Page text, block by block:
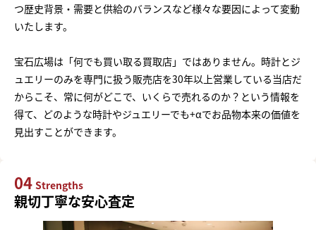
つ歴史背景・需要と供給のバランスなど様々な要因によって変動
いたします。
宝石広場は「何でも買い取る買取店」ではありません。時計とジ
ュエリーのみを専門に扱う販売店を30年以上営業している当店だ
からこそ、常に何がどこで、いくらで売れるのか？という情報を
得て、どのような時計やジュエリーでも+αでお品物本来の価値を
見出すことができます。
04 Strengths
親切丁寧な安心査定